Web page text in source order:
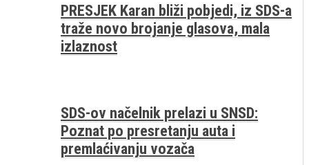
PRESJEK Karan bliži pobjedi, iz SDS-a
traže novo brojanje glasova, mala
izlaznost
SDS-ov načelnik prelazi u SNSD:
Poznat po presretanju auta i
premlaćivanju vozača